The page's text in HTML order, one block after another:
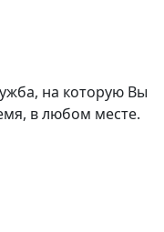
на которую Вы
в любом месте.